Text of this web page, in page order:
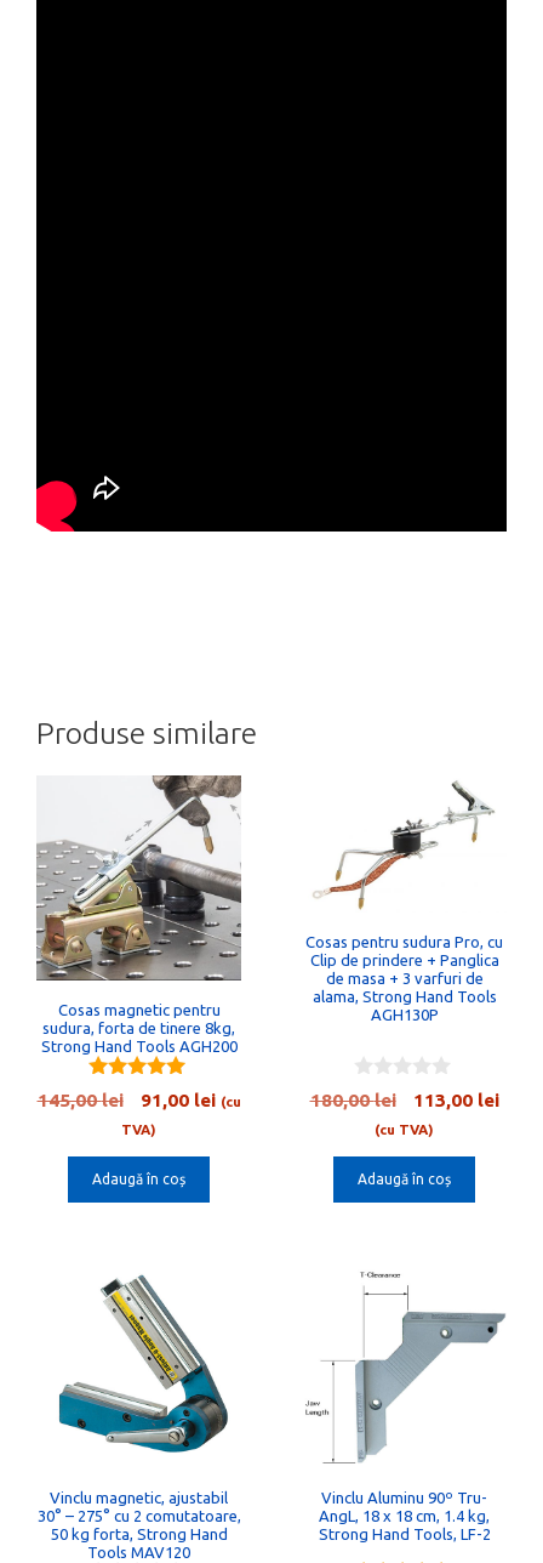
Produse similare
Cosas magnetic pentru
sudura, forta de tinere 8kg,
Strong Hand Tools AGH200
5.00
out of 5
145,00lei
Prețul
inițial
a
fost:
91,00 leiPrețul
(cu
TVA)
Adaugă în coș
Cosas pentru sudura Pro, cu
Clip de prindere + Panglica
de masa + 3 varfuri de
alama, Strong Hand Tools
AGH130P
0
o
f
5
180,00lei
Prețul
inițial
a
fost:
113,00 lei
(cu TVA)
Adaugă în coș
Vinclu magnetic, ajustabil
30° – 275° cu 2 comutatoare,
50 kg forta, Strong Hand
Tools MAV120
Vinclu Aluminu 90º Tru-
AngL, 18 x 18 cm, 1.4 kg,
Strong Hand Tools, LF-2